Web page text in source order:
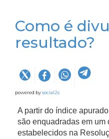
Como é
resultado?
powered bysocial2s
A partir do índice
são enquadradas em um
estabelecidos na